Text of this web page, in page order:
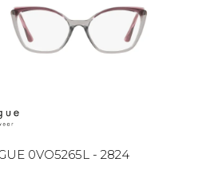
0VO5265L - 2824